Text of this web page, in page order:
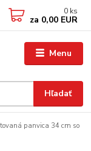
Menu
Hľadať
0 ks
za 0,00 EUR
panvica 34 cm so